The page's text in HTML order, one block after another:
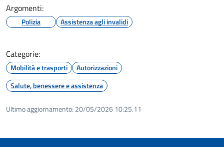
Argomenti:
Polizia Assistenza agli invalidi
Categorie:
Mobilità e trasporti
Autorizzazioni
Salute, benessere e assistenza
Ultimo aggiornamento: 20/05/2026 10:25.11